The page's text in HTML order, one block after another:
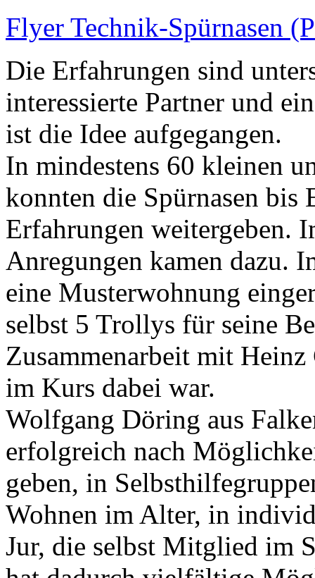
Flyer Technik-Spürnasen
Die Erfahrungen sind
interessierte Partner und
ist die Idee aufgegangen.
In mindestens 60 kleinen
konnten die Spürnasen bis
Erfahrungen weitergeben.
Anregungen kamen dazu.
eine Musterwohnung
selbst 5 Trollys für seine
Zusammenarbeit mit
im Kurs dabei war.
Wolfgang Döring aus
erfolgreich nach
geben, in
Wohnen im Alter, in
Jur, die selbst Mitglied im